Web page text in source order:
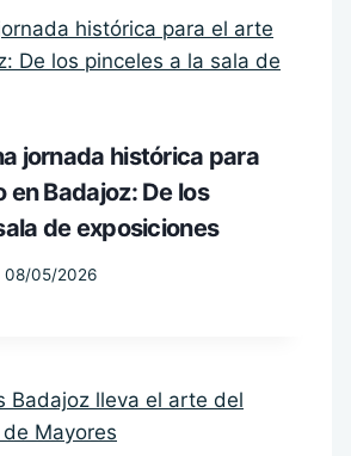
jornada histórica para
Badajoz: De los
de exposiciones
08/05/2026